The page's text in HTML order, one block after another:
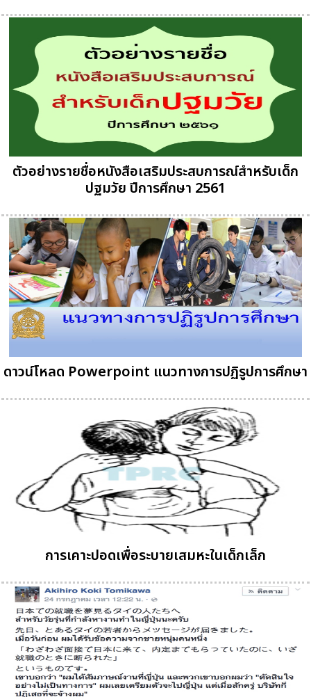
ตัวอย่างรายชื่อหนังสือเสริมประสบการณ์สำหรับเด็ก
ปฐมวัย ปีการศึกษา 2561
ดาวน์โหลด Powerpoint แนวทางการปฏิรูปการศึกษา
การเคาะปอดเพื่อระบายเสมหะในเด็กเล็ก